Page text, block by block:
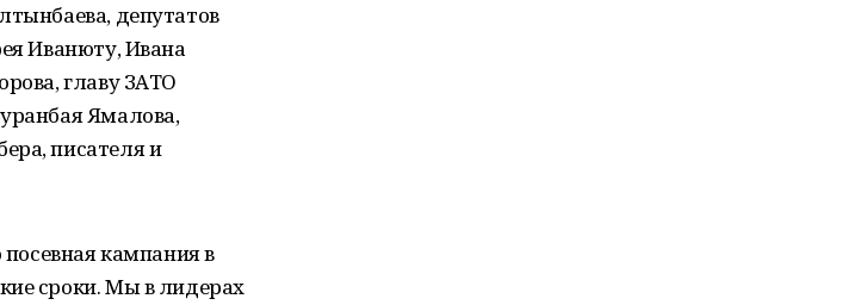
депутатов
Иванюту, Ивана
главу ЗАТО
Ямалова,
писателя и
кампания в
сроки. Мы в лидерах